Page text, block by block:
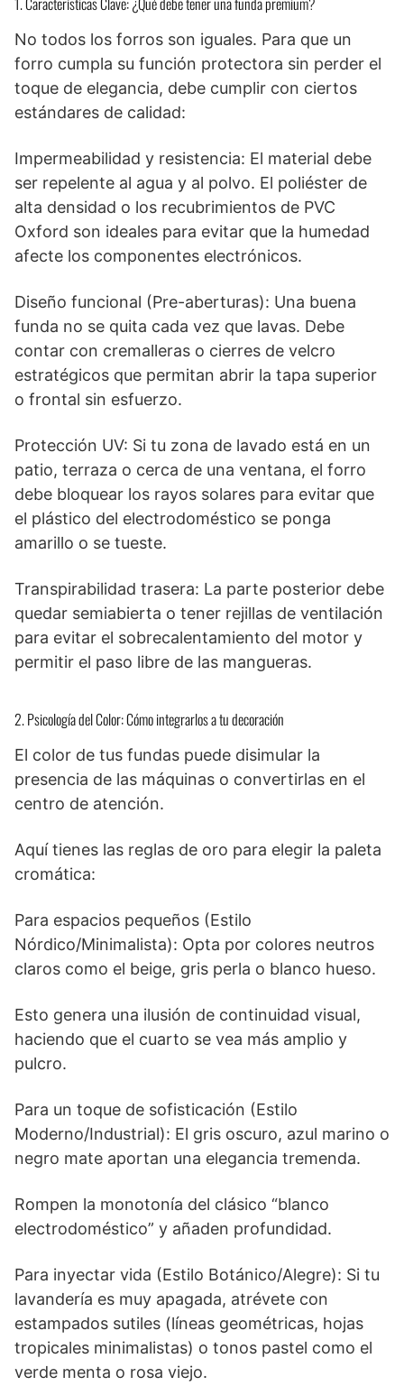
No todos los forros son iguales. Para que un
forro cumpla su función protectora sin perder el
toque de elegancia, debe cumplir con ciertos
estándares de calidad:
Impermeabilidad y resistencia: El material debe
ser repelente al agua y al polvo. El poliéster de
alta densidad o los recubrimientos de PVC
Oxford son ideales para evitar que la humedad
afecte los componentes electrónicos.
Diseño funcional (Pre-aberturas): Una buena
funda no se quita cada vez que lavas. Debe
contar con cremalleras o cierres de velcro
estratégicos que permitan abrir la tapa superior
o frontal sin esfuerzo.
Protección UV: Si tu zona de lavado está en un
patio, terraza o cerca de una ventana, el forro
debe bloquear los rayos solares para evitar que
el plástico del electrodoméstico se ponga
amarillo o se tueste.
Transpirabilidad trasera: La parte posterior debe
quedar semiabierta o tener rejillas de ventilación
para evitar el sobrecalentamiento del motor y
permitir el paso libre de las mangueras.
2. Psicología del Color: Cómo integrarlos a tu decoración
El color de tus fundas puede disimular la
presencia de las máquinas o convertirlas en el
centro de atención.
Aquí tienes las reglas de oro para elegir la paleta
cromática:
Para espacios pequeños (Estilo
Nórdico/Minimalista): Opta por colores neutros
claros como el beige, gris perla o blanco hueso.
Esto genera una ilusión de continuidad visual,
haciendo que el cuarto se vea más amplio y
pulcro.
Para un toque de sofisticación (Estilo
Moderno/Industrial): El gris oscuro, azul marino o
negro mate aportan una elegancia tremenda.
Rompen la monotonía del clásico “blanco
electrodoméstico” y añaden profundidad.
Para inyectar vida (Estilo Botánico/Alegre): Si tu
lavandería es muy apagada, atrévete con
estampados sutiles (líneas geométricas, hojas
tropicales minimalistas) o tonos pastel como el
verde menta o rosa viejo.